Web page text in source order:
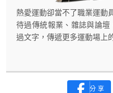
熱愛運動卻當不了職業運動
待過傳統報業、雜誌與論
過文字，傳遞更多運動場上
分享